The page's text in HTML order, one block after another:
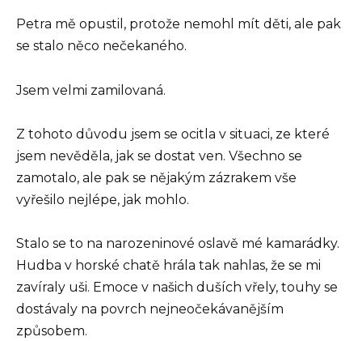
Petra mě opustil, protože nemohl mít děti, ale pak
se stalo něco nečekaného.
Jsem velmi zamilovaná.
Z tohoto důvodu jsem se ocitla v situaci, ze které
jsem nevěděla, jak se dostat ven. Všechno se
zamotalo, ale pak se nějakým zázrakem vše
vyřešilo nejlépe, jak mohlo.
Stalo se to na narozeninové oslavě mé kamarádky.
Hudba v horské chatě hrála tak nahlas, že se mi
zavíraly uši. Emoce v našich duších vřely, touhy se
dostávaly na povrch nejneočekávanějším
způsobem.